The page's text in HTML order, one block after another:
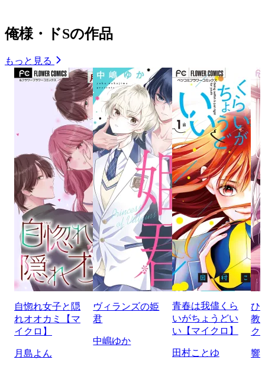
俺様・ドSの作品
もっと見る
自惚れ女子と隠
れオオカミ【マ
イクロ】
月島よん
ヴィランズの姫
君
中嶋ゆか
青春は我儘くら
いがちょうどい
い【マイクロ】
田村ことゆ
ひ
教
ク
響